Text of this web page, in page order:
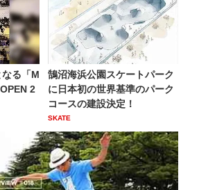
る「M
2
鵠沼海浜公園スケートパーク
に日本初の世界基準のパーク
コースの建設決定！
SKATE